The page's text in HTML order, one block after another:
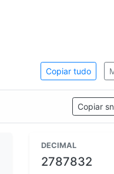
Copiar tudo
Copiar
DECIMAL
2787832